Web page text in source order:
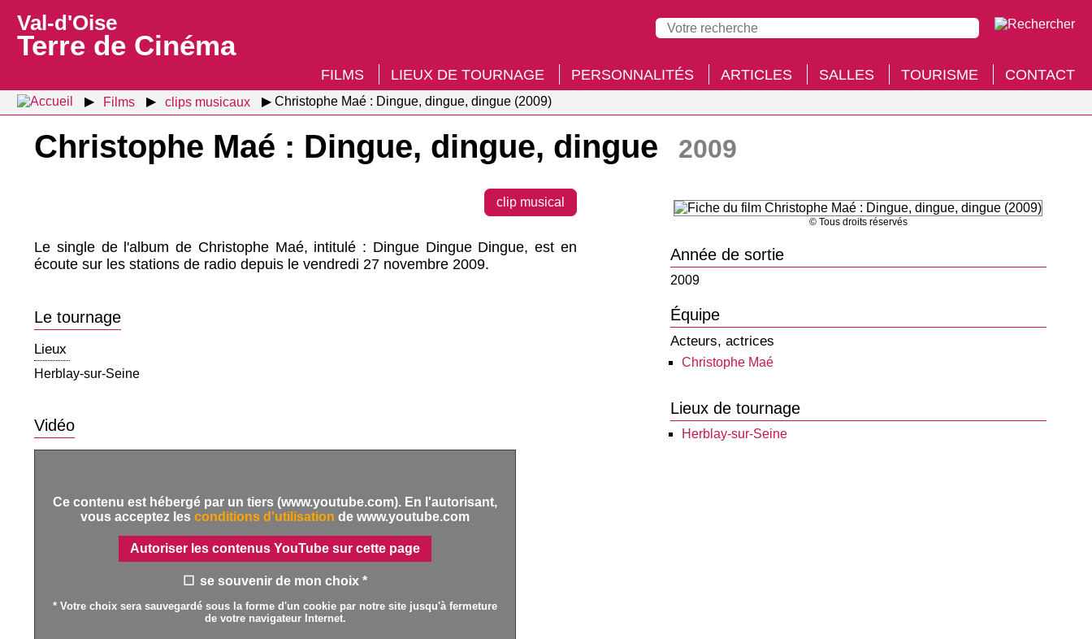
Val-d'Oise
Terre de Cinéma
FILMS LIEUX DE TOURNAGE PERSONNALITÉS ARTICLES SALLES TOURISME CONTACT
Films clips musicaux Christophe Maé : Dingue, dingue, dingue (2009)
Christophe Maé : Dingue, dingue, dingue 2009
clip musical
Le single de l'album de Christophe Maé, intitulé : Dingue Dingue Dingue, est en
écoute sur les stations de radio depuis le vendredi 27 novembre 2009.
Le tournage
Lieux
Herblay-sur-Seine
Vidéo
Ce contenu est hébergé par un tiers (www.youtube.com). En l'autorisant,
vous acceptez les conditions d'utilisation de www.youtube.com
Autoriser les contenus YouTube sur cette page
se souvenir de mon choix *
* Votre choix sera sauvegardé sous la forme d'un cookie par notre site jusqu'à fermeture
de votre navigateur Internet.
© Tous droits réservés
Année de sortie
2009
Équipe
Acteurs, actrices
Christophe Maé
Lieux de tournage
Herblay-sur-Seine